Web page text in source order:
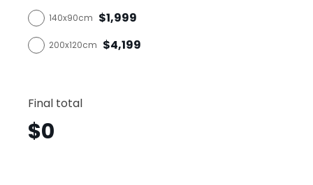
140x90cm $1,999
200x120cm $4,199
Final total
$0